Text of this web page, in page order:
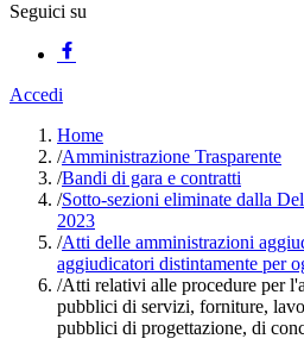
Seguici su
Accedi
Home
/Amministrazione Trasparente
/Bandi di gara e contratti
/Sotto-sezioni eliminate dalla
2023
/Atti delle amministrazioni
aggiudicatori distintamente per
/Atti relativi alle procedure per
pubblici di servizi, forniture,
pubblici di progettazione, di